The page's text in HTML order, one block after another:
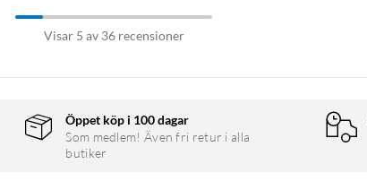
Visar 5 av 36 recensioner
Öppet köp i 100 dagar
Som medlem! Även fri retur i alla
butiker